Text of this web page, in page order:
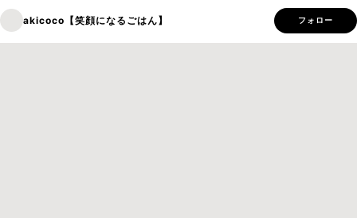
akicoco【笑顔になるごはん】 フォロー